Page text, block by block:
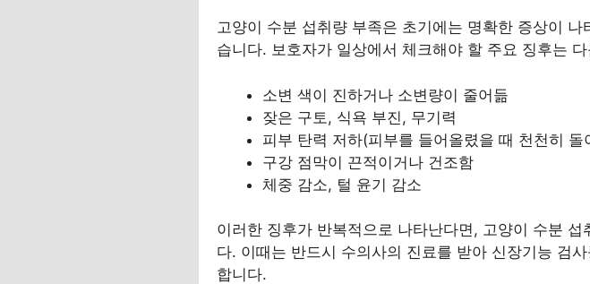
고양이 수분 섭취량 부족은 초기에는 명확한 증상이
습니다. 보호자가 일상에서 체크해야 할 주요 징후는
소변 색이 진하거나 소변량이 줄어듦
잦은 구토, 식욕 부진, 무기력
피부 탄력 저하(피부를 들어올렸을 때 천천히 돌
구강 점막이 끈적이거나 건조함
체중 감소, 털 윤기 감소
이러한 징후가 반복적으로 나타난다면, 고양이 수분
다. 이때는 반드시 수의사의 진료를 받아 신장기능 검
합니다.